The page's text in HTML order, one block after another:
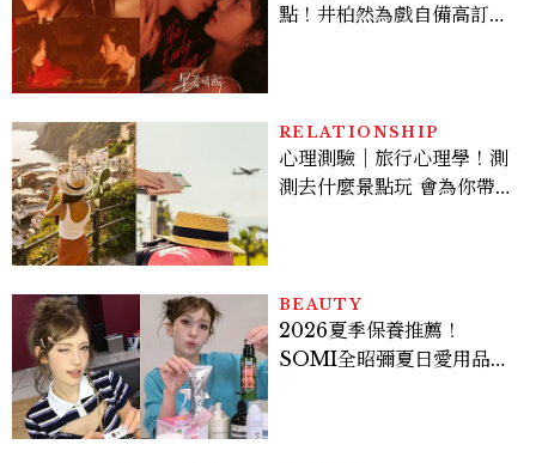
點！井柏然為戲自備高訂，
RELATIONSHIP
心理測驗｜旅行心理學！測
測去什麼景點玩 會為你帶來
BEAUTY
2026夏季保養推薦！
SOMI全昭彌夏日愛用品公